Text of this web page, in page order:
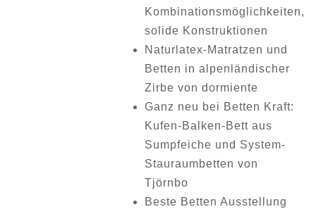
Kombinationsmöglichkeiten,
solide Konstruktionen
Naturlatex-Matratzen und
Betten in alpenländischer
Zirbe von dormiente
Ganz neu bei Betten Kraft:
Kufen-Balken-Bett aus
Sumpfeiche und System-
Stauraumbetten von
Tjörnbo
Beste Betten Ausstellung